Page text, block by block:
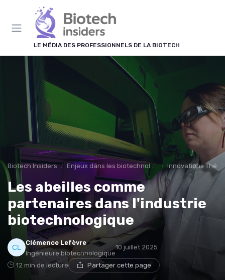
LE MÉDIA DES PROFESSIONNELS DE LA BIOTECH
Biotech Insiders Enjeux dans les biotechnologies Innovations
Les abeilles comme
partenaires dans l'industrie
biotechnologique
Clémence Lefèvre
Ingénieure biotechnologique
10 juillet 2025
12 min de lecture Partager cette page
Panneau de gestion des cookies